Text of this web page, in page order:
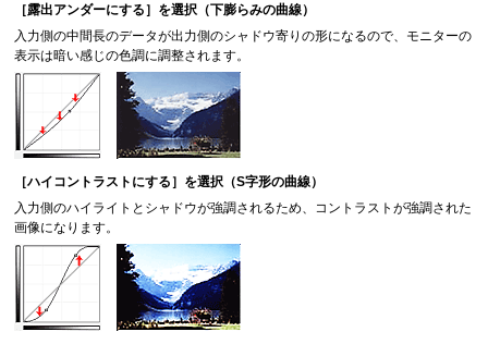
［露出アンダーにする］を選択（下膨らみの曲線）
入力側の中間長のデータが出力側のシャドウ寄りの形になるので、モニターの
表示は暗い感じの色調に調整されます。
［ハイコントラストにする］を選択（S字形の曲線）
入力側のハイライトとシャドウが強調されるため、コントラストが強調された
画像になります。